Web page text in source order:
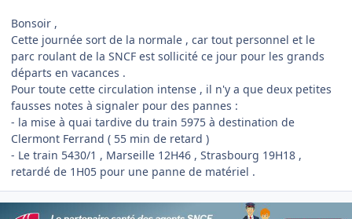
Bonsoir ,
Cette journée sort de la normale , car tout personnel et le
parc roulant de la SNCF est sollicité ce jour pour les grands
départs en vacances .
Pour toute cette circulation intense , il n'y a que deux petites
fausses notes à signaler pour des pannes :
- la mise à quai tardive du train 5975 à destination de
Clermont Ferrand ( 55 min de retard )
- Le train 5430/1 , Marseille 12H46 , Strasbourg 19H18 ,
retardé de 1H05 pour une panne de matériel .